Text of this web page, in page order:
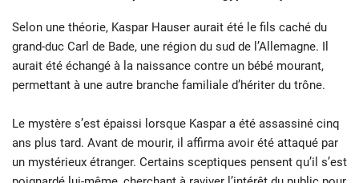
Selon une théorie, Kaspar Hauser aurait été le fils caché du
grand-duc Carl de Bade, une région du sud de l’Allemagne. Il
aurait été échangé à la naissance contre un bébé mourant,
permettant à une autre branche familiale d’hériter du trône.
Le mystère s’est épaissi lorsque Kaspar a été assassiné cinq
ans plus tard. Avant de mourir, il affirma avoir été attaqué par
un mystérieux étranger. Certains sceptiques pensent qu’il s’est